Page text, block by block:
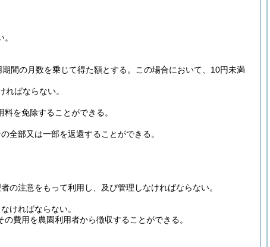
間の月数を乗じて得た額とする。
この場合において、10円未満
ばならない。
を免除することができる。
全部又は一部を返還することができる。
の注意をもって利用し、及び管理しなければならない。
ければならない。
費用を農園利用者から徴収することができる。